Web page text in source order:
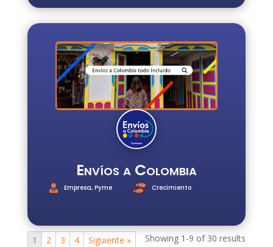
Envíos a Colombia
Empresa, Pyme Crecimiento
Showing 1-9 of 30 results
1 2 3 4 Siguiente »